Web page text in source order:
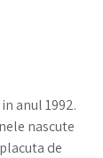
anul 1992.
nascute
de